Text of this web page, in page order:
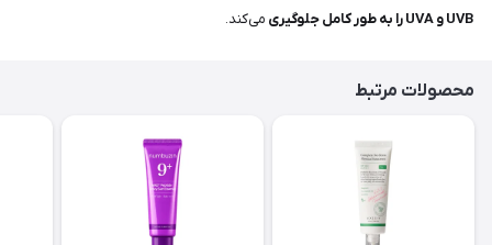
UVB و UVA را به طور کامل جلوگیری
می‌کند.
محصولات مرتبط